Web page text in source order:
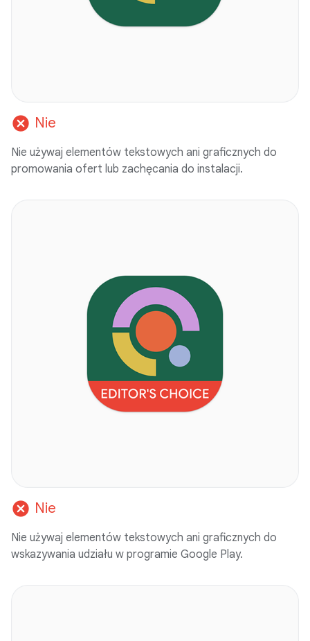
cancel Nie
Nie używaj elementów tekstowych ani graficznych do
promowania ofert lub zachęcania do instalacji.
cancel Nie
Nie używaj elementów tekstowych ani graficznych do
wskazywania udziału w programie Google Play.